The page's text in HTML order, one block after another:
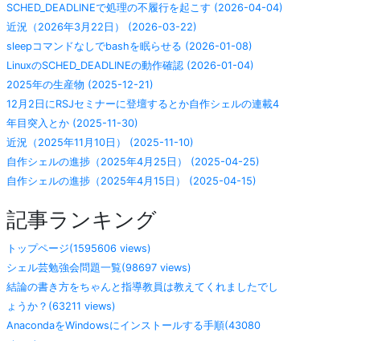
SCHED_DEADLINEで処理の不履行を起こす (2026-04-04)
近況（2026年3月22日） (2026-03-22)
sleepコマンドなしでbashを眠らせる (2026-01-08)
LinuxのSCHED_DEADLINEの動作確認 (2026-01-04)
2025年の生産物 (2025-12-21)
12月2日にRSJセミナーに登壇するとか自作シェルの連載4
年目突入とか (2025-11-30)
近況（2025年11月10日） (2025-11-10)
自作シェルの進捗（2025年4月25日） (2025-04-25)
自作シェルの進捗（2025年4月15日） (2025-04-15)
記事ランキング
トップページ(1595606 views)
シェル芸勉強会問題一覧(98697 views)
結論の書き方をちゃんと指導教員は教えてくれましたでし
ょうか？(63211 views)
AnacondaをWindowsにインストールする手順(43080